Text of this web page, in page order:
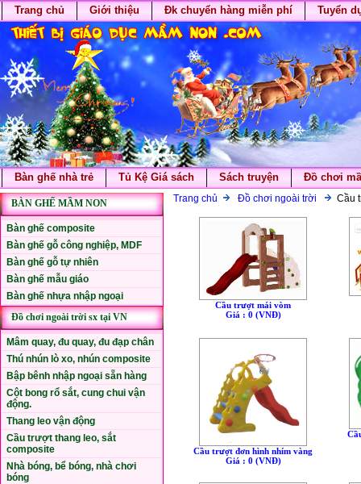
Trang chủ Giới thiệu Đk chuyển hàng miễn phí Tuyển
Bàn ghế nhà trẻ Tủ Kệ Giá sách Sách truyện Đồ chơi
BÀN GHẾ MẦM NON
Bàn ghế composite
Bàn ghế gỗ công nghiệp, MDF
Bàn ghế gỗ tự nhiên
Bàn ghế mẫu giáo
Bàn ghế nhựa nhập ngoại
Đồ chơi ngoài trời sx tại VN
Mâm quay, đu quay, đu đạp chân
Thú nhún lò xo, nhún composite
Bập bênh nhập ngoại sẵn hàng
Cột bong rổ sắt, cung chui vận
động.
Thang leo vận động
Cầu trượt thang leo, sắt
composite
Nhà bóng, bể bóng, nhà chơi
bóng
Trang chủ Đồ chơi ngoài trời Cầu
Cầu trượt mái vòm
Giá : 0 (VNÐ)
Cầu trượt đơn hình nhím vàng
Giá : 0 (VNÐ)